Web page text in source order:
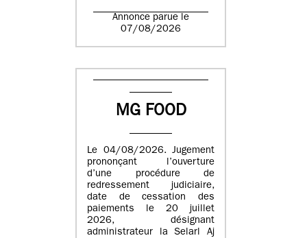
Annonce parue le
07/08/2026
MG FOOD
Le 04/08/2026. Jugement
prononçant l’ouverture
d’une procédure de
redressement judiciaire,
date de cessation des
paiements le 20 juillet
2026, désignant
administrateur la Selarl Aj